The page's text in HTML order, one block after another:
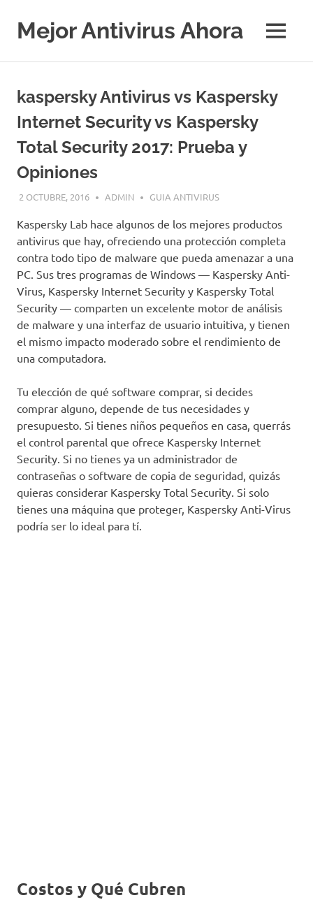
contenido
Mejor Antivirus Ahora MENÚ
kaspersky Antivirus vs Kaspersky
Internet Security vs Kaspersky
Total Security 2017: Prueba y
Opiniones
2 OCTUBRE, 2016 ADMIN GUIA ANTIVIRUS
Kaspersky Lab hace algunos de los mejores productos
antivirus que hay, ofreciendo una protección completa
contra todo tipo de malware que pueda amenazar a una
PC. Sus tres programas de Windows — Kaspersky Anti-
Virus, Kaspersky Internet Security y Kaspersky Total
Security — comparten un excelente motor de análisis
de malware y una interfaz de usuario intuitiva, y tienen
el mismo impacto moderado sobre el rendimiento de
una computadora.
Tu elección de qué software comprar, si decides
comprar alguno, depende de tus necesidades y
presupuesto. Si tienes niños pequeños en casa, querrás
el control parental que ofrece Kaspersky Internet
Security. Si no tienes ya un administrador de
contraseñas o software de copia de seguridad, quizás
quieras considerar Kaspersky Total Security. Si solo
tienes una máquina que proteger, Kaspersky Anti-Virus
podría ser lo ideal para tí.
Costos y Qué Cubren